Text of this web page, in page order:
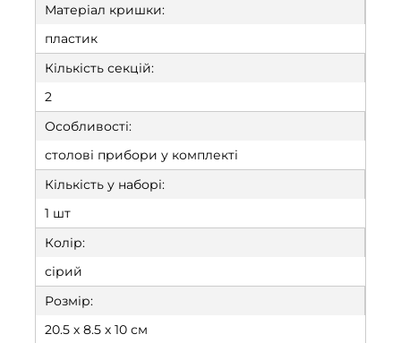
Матеріал кришки:
пластик
Кількість секцій:
2
Особливості:
столові прибори у комплекті
Кількість у наборі:
1 шт
Колір:
сірий
Розмір:
20.5 х 8.5 х 10 см